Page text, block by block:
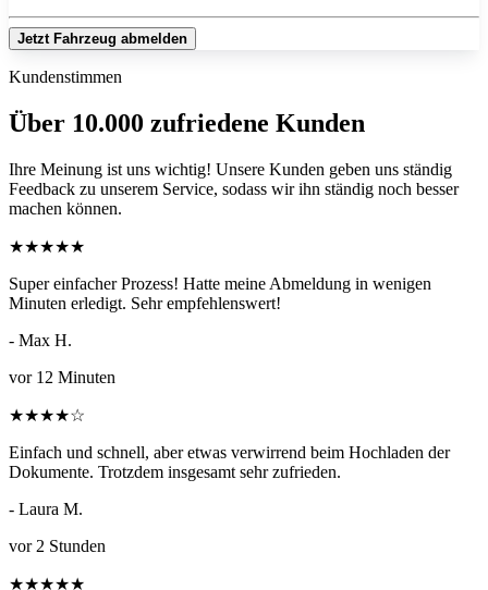
Jetzt Fahrzeug abmelden
Kundenstimmen
Über 10.000 zufriedene Kunden
Ihre Meinung ist uns wichtig! Unsere Kunden geben uns ständig
Feedback zu unserem Service, sodass wir ihn ständig noch besser
machen können.
★★★★★
Super einfacher Prozess! Hatte meine Abmeldung in wenigen
Minuten erledigt. Sehr empfehlenswert!
- Max H.
vor 12 Minuten
★★★★☆
Einfach und schnell, aber etwas verwirrend beim Hochladen der
Dokumente. Trotzdem insgesamt sehr zufrieden.
- Laura M.
vor 2 Stunden
★★★★★